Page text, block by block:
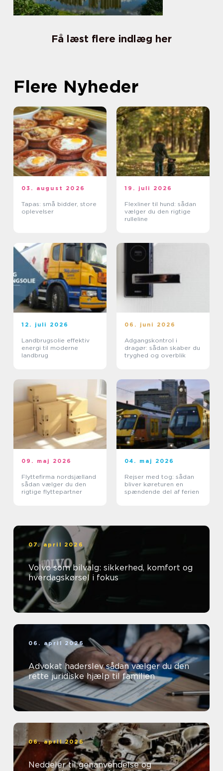
Få læst flere indlæg her
Flere Nyheder
03. august 2026
Tapas: små bidder, store
oplevelser
19. juli 2026
Flexliner til hund: sådan
vælger du den rigtige
rulleline
12. juli 2026
Landbrugsolie effektiv
energi til moderne
landbrug
06. juni 2026
Adgangskontrol i
dragør: sådan skaber du
tryghed og overblik
09. maj 2026
Flyttefirma nordsjælland
sådan vælger du den
rigtige flyttepartner
04. maj 2026
Rejser med tog: sådan
bliver køreturen en
spændende del af ferien
07. april 2026
Volvo som bilvalg: sikkerhed, komfort og
hverdagskørsel i fokus
06. april 2026
Advokat haderslev sådan vælger du den
rette juridiske hjælp til familien
06. april 2026
Neddeler til genanvendelse og